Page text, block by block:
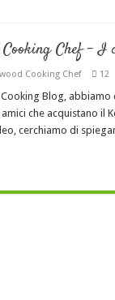
Chef – I
Cooking Chef 12
Blog, abbiamo
che acquistano il
cerchiamo di